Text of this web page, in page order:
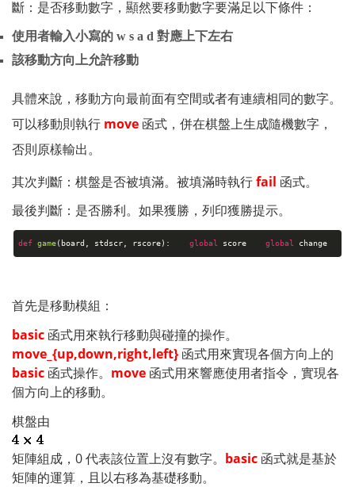
斷：是否移動數字，顯然要移動數字要滿足以下條件：
使用者輸入小寫的 w s a d 對應上下左右
該移動方向上允許移動
具體來說，移動方向最前面有空間或者有連續相同的數字。
可以移動則執行 move 函式，併在棋盤上生成隨機數字，
否則原樣輸出。
其次判斷：棋盤是否被填滿。被填滿時執行 fail 函式。
最後判斷：是否勝利。如果獲勝，列印獲勝提示。
def game(board, stdscr, rscore) : global scoreglobal
首先是移動模組：
basic 函式用來執行移動與碰撞的操作。
move_{up,down,right,left}
basic 函式操作。 move 函式用來響應使用者指令，實現各
個方向上的移動。
棋盤由
矩陣組成，0 代表該位置上沒有數字。 basic 函式就是基於
矩陣的運算，且以右移為基礎移動。